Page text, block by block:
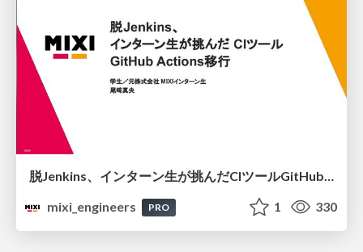
脱Jenkins、インターン生が挑んだCIツールGitHubActions移行
mixi_engineers
PRO 1 330